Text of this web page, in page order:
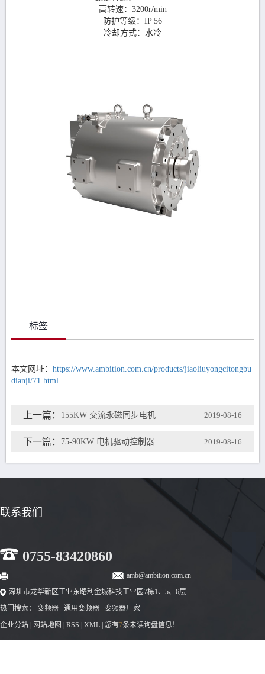
高转速：3200r/min
防护等级：IP 56
冷却方式：水冷
标签
本文网址： https://www.ambition.com.cn/products/jiaoliuyongcitongbu
dianji/71.html
上一篇： 155KW 交流永磁同步电机 2019-08-16
下一篇： 75-90KW 电机驱动控制器 2019-08-16
联系我们
0755-83420860
amb@ambition.com.cn
深圳市龙华新区工业东路利金城科技工业园7栋1、5、6层
热门搜索： 变频器 通用变频器
变频器厂家
企业分站
网站地图 RSS XML 您有7条未读询盘信息！